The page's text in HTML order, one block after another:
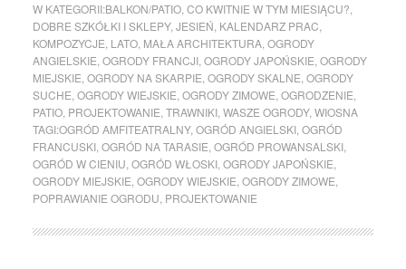
W KATEGORII:BALKON/PATIO, CO KWITNIE W TYM MIESIĄCU?
DOBRE SZKÓŁKI I SKLEPY, JESIEŃ KALENDARZ PRAC
KOMPOZYCJE LATO, MAŁA ARCHITEKTURA, OGRODY
ANGIELSKIE OGRODY FRANCJI, OGRODY JAPOŃSKIE OGRODY
MIEJSKIE OGRODY NA SKARPIE OGRODY SKALNE OGRODY
SUCHE OGRODY WIEJSKIE OGRODY ZIMOWE OGRODZENIE
PATIO, PROJEKTOWANIE TRAWNIKI, WASZE OGRODY, WIOSNA
TAGI:OGRÓD AMFITEATRALNY, OGRÓD ANGIELSKI, OGRÓD
FRANCUSKI, OGRÓD NA TARASIE OGRÓD PROWANSALSKI,
OGRÓD W CIENIU OGRÓD WŁOSKI, OGRODY JAPOŃSKIE
OGRODY MIEJSKIE OGRODY WIEJSKIE OGRODY ZIMOWE
POPRAWIANIE OGRODU PROJEKTOWANIE